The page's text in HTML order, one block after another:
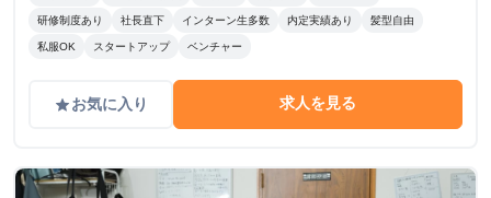
研修制度あり 社長直下 インターン生多数 内定実績あり 髪型自由
私服OK スタートアップ ベンチャー
gradeお気に入り 求人を見る